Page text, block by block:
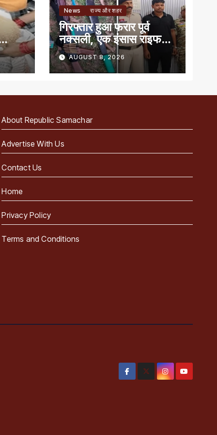
News राज्य और शहर
गिरफ्तार हुआ फरार पूर्व
नक्सली, एक इंसास राइफल,
कारतूस और तलवार जब्त
AUGUST 8, 2026
About Republic Samachar
Advertise With Us
Contact Us
Home
Privacy Policy
Terms and Conditions